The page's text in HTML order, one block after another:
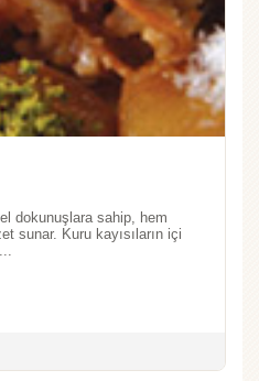
dokunuşlara sahip, hem
sunar. Kuru kayısıların içi